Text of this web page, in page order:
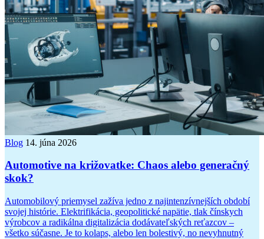
Blog 14. júna 2026
Automotive na križovatke: Chaos alebo generačný
skok?
Automobilový priemysel zažíva jedno z najintenzívnejších období
svojej histórie. Elektrifikácia, geopolitické napätie, tlak čínskych
výrobcov a radikálna digitalizácia dodávateľských reťazcov –
všetko súčasne. Je to kolaps, alebo len bolestivý, no nevyhnutný